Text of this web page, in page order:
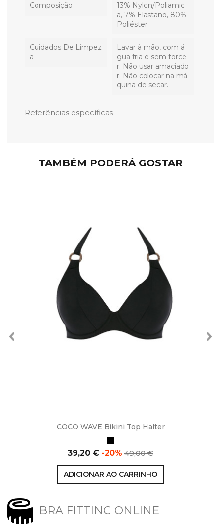
Composição
13% Nylon/Poliamid
a, 7% Elastano, 80%
Poliéster
Cuidados De Limpez
A
Lavar à mão, com á
gua fria e sem torce
r. Não usar amaciado
r. Não colocar na má
quina de secar.
Referências específicas
TAMBÉM PODERÁ GOSTAR
COCO WAVE Bikini Top Halter
Preço
39,20 € -20% Preço
49,00 €
ADICIONAR AO CARRINHO
BRA FITTING ONLINE